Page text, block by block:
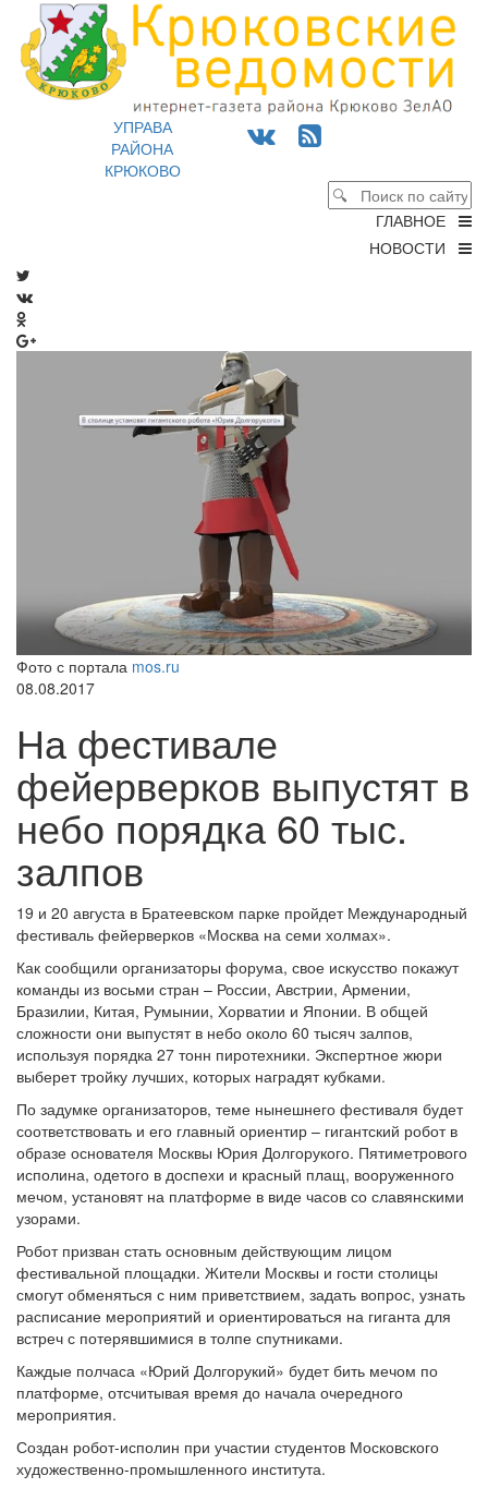
УПРАВА
РАЙОНА
КРЮКОВО
ГЛАВНОЕ
НОВОСТИ
Фото с портала mos.ru
08.08.2017
На фестивале
фейерверков выпустят в
небо порядка 60 тыс.
залпов
19 и 20 августа в Братеевском парке пройдет Международный
фестиваль фейерверков «Москва на семи холмах».
Как сообщили организаторы форума, свое искусство покажут
команды из восьми стран – России, Австрии, Армении,
Бразилии, Китая, Румынии, Хорватии и Японии. В общей
сложности они выпустят в небо около 60 тысяч залпов,
используя порядка 27 тонн пиротехники. Экспертное жюри
выберет тройку лучших, которых наградят кубками.
По задумке организаторов, теме нынешнего фестиваля будет
соответствовать и его главный ориентир – гигантский робот в
образе основателя Москвы Юрия Долгорукого. Пятиметрового
исполина, одетого в доспехи и красный плащ, вооруженного
мечом, установят на платформе в виде часов со славянскими
узорами.
Робот призван стать основным действующим лицом
фестивальной площадки. Жители Москвы и гости столицы
смогут обменяться с ним приветствием, задать вопрос, узнать
расписание мероприятий и ориентироваться на гиганта для
встреч с потерявшимися в толпе спутниками.
Каждые полчаса «Юрий Долгорукий» будет бить мечом по
платформе, отсчитывая время до начала очередного
мероприятия.
Создан робот-исполин при участии студентов Московского
художественно-промышленного института.